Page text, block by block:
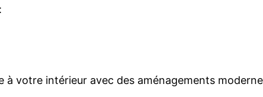
à votre intérieur avec des aménagements